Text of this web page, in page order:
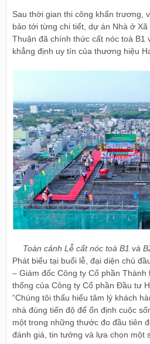
Sau thời gian thi công khẩn trương,
bảo tới từng chi tiết, dự án Nhà ở
Thuận đã chính thức cất nóc toà B1
khẳng định uy tín của thương hiệu
Toàn cảnh Lễ cất nóc toà B1 và
Phát biểu tại buổi lễ, đại diện chủ
– Giám đốc Công ty Cổ phần
thống của Công ty Cổ phần Đầu tư
“Chúng tôi thấu hiểu tâm lý khách
nhà đúng tiến độ để ổn định cuộc
một trong những thước đo đầu tiên
đánh giá, tin tưởng và lựa chọn một